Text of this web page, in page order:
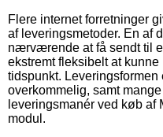
Flere internet forretninger
af leveringsmetoder. En af
nærværende at få sendt til
ekstremt fleksibelt at
tidspunkt.
overkommelig, samt
leveringsmanér ved køb af
modul.